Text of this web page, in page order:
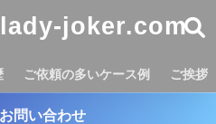
lady-joker.com
ご依頼の多いケース例 ご挨拶
問い合わせ